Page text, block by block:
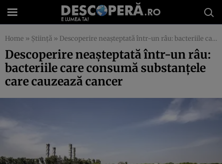
Home » Știință » Descoperire neașteptată într-un râu: bacteriile care consumă substanțele care cauzează cancer
Descoperire neașteptată într-un râu:
bacteriile care consumă substanțele
care cauzează cancer